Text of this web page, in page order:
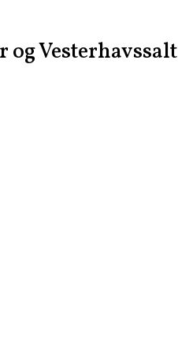
Vesterhavssalt